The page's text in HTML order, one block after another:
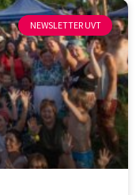
NEWSLETTER UVT